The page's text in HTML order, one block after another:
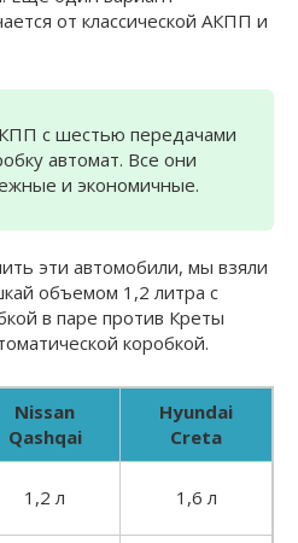
от классической АКПП и
с шестью передачами
автомат. Все они
и экономичные.
эти автомобили, мы взяли
объемом 1,2 литра с
в паре против Креты
коробкой.
Nissan
Qashqai
Hyundai
Creta
1,2 л 1,6 л